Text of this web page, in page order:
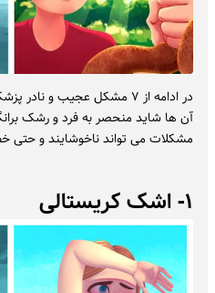
در ادامه از ۷ مشکل عجیب و
آن ها شاید منحصر به فرد و رشک
مشکلات می تواند ناخوشایند و حتی
۱- اشک کریستالی